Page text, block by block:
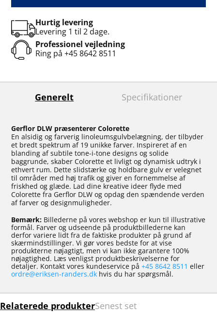
Hurtig levering
Levering 1 til 2 dage.
Professionel vejledning
Ring på +45 8642 8511
Generelt Specifikationer
Gerflor DLW præsenterer Colorette
En alsidig og farverig linoleumsgulvbelægning, der tilbyder
et bredt spektrum af 19 unikke farver. Inspireret af en
blanding af subtile tone-i-tone designs og solide
baggrunde, skaber Colorette et livligt og dynamisk udtryk i
ethvert rum. Dette slidstærke og holdbare gulv er velegnet
til områder med høj trafik og giver en fornemmelse af
friskhed og glæde. Lad dine kreative ideer flyde med
Colorette fra Gerflor DLW og opdag den spændende verden
af farver og designmuligheder.
Bemærk: Billederne på vores webshop er kun til illustrative
formål. Farver og udseende på produktbillederne kan
derfor variere lidt fra de faktiske produkter på grund af
skærmindstillinger. Vi gør vores bedste for at vise
produkterne nøjagtigt, men vi kan ikke garantere 100%
nøjagtighed. Læs venligst produktbeskrivelserne for
detaljer. Kontakt vores kundeservice på +45 8642 8511 eller
ordre@eriksen-randers.dk hvis du har spørgsmål.
Relaterede produkterSenest set